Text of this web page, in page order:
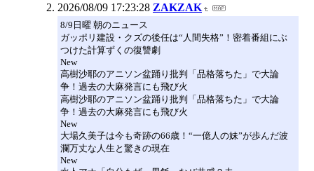
2026/08/09 17:23:28 ZAKZAK
8/9日曜 朝のニュース
ガッポリ建設・クズの後任は“人間失格”！密着番組にぶ
つけた計算ずくの復讐劇
New
高樹沙耶のアニソン盆踊り批判「品格落ちた」で大論
争！過去の大麻発言にも飛び火
高樹沙耶のアニソン盆踊り批判「品格落ちた」で大論
争！過去の大麻発言にも飛び火
New
大場久美子は今も奇跡の66歳！“一億人の妹”が歩んだ波
瀾万丈な人生と驚きの現在
New